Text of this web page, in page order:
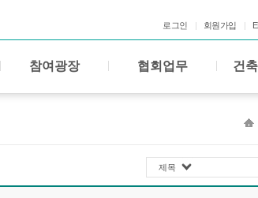
로그인 회원가입
참여광장 협회업무 건
제목